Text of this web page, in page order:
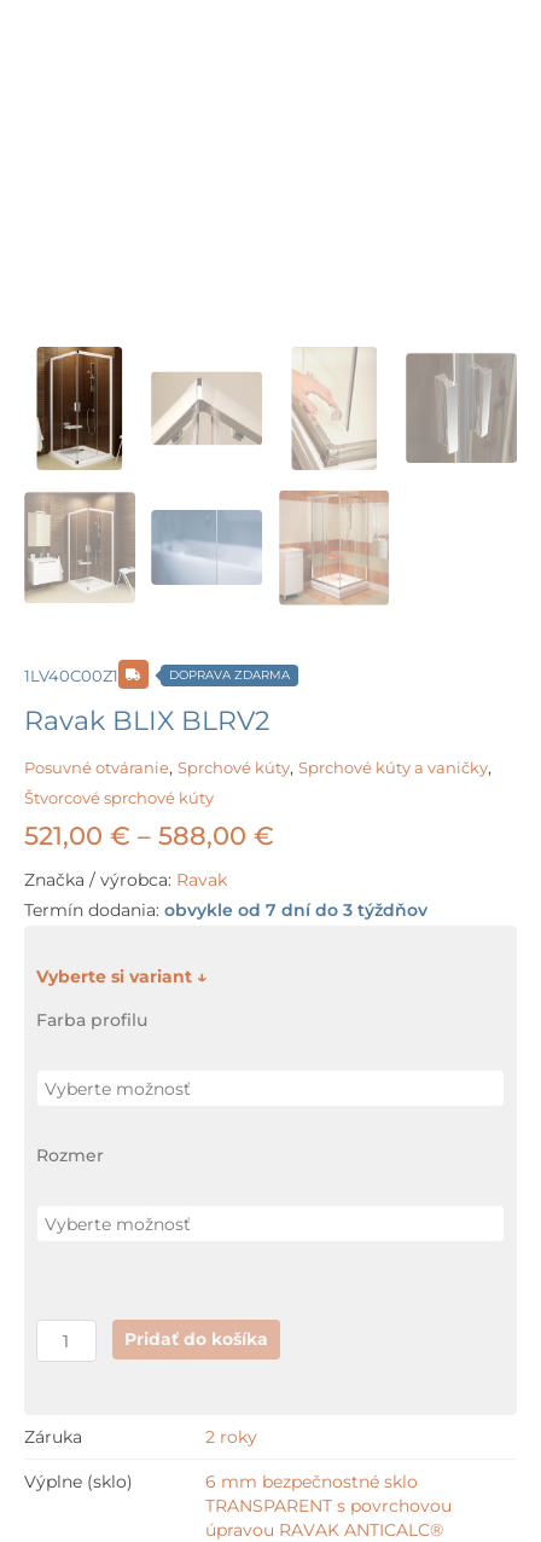
1LV40C00Z1 DOPRAVA ZDARMA
Ravak BLIX BLRV2
Posuvné otváranie, Sprchové kúty, Sprchové kúty a vaničky,
Štvorcové sprchové kúty
521,00 € – 588,00 €
521,00 €
Značka / výrobca: Ravak
Termín dodania: obvykle od 7 dní do 3 týždňov
Farba profilu
Rozmer
množstvo
Pridať do košíka
Záruka 2 roky
Výplne (sklo)
6 mm bezpečnostné sklo
TRANSPARENT s povrchovou
úpravou RAVAK ANTICALC®